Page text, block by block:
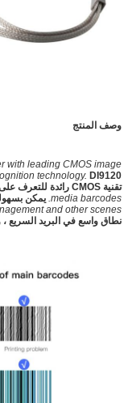
وصف المنتج
with leading CMOS image
technology.
تقنية CMOS رائدة للتعرف على الصور.
media barcodes. يمكن
and other scenes.
نطاق واسع في البريد السريع